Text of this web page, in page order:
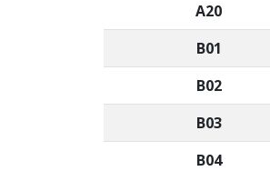
A20
B01
B02
B03
B04